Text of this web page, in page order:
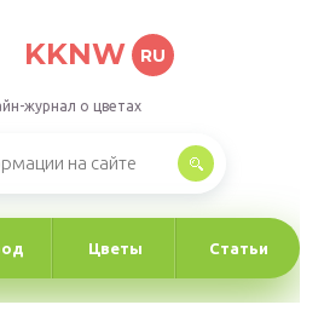
KKNW RU
журнал о цветах
Цветы Статьи